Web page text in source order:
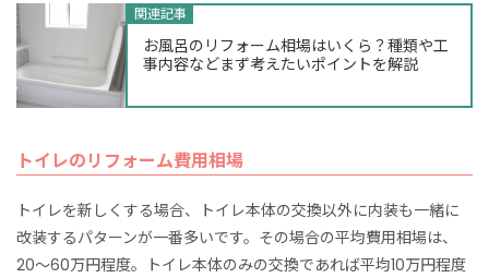
関連記事
お風呂のリフォーム相場はいくら？種類や工
事内容などまず考えたいポイントを解説
トイレのリフォーム費用相場
トイレを新しくする場合、トイレ本体の交換以外に内装も一緒に
改装するパターンが一番多いです。その場合の平均費用相場は、
20～60万円程度。トイレ本体のみの交換であれば平均10万円程度